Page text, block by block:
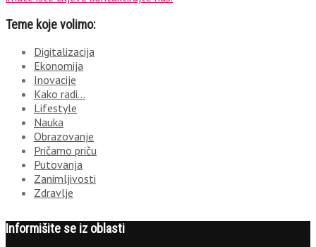
Teme koje volimo:
Digitalizacija
Ekonomija
Inovacije
Kako radi…
Lifestyle
Nauka
Obrazovanje
Pričamo priču
Putovanja
Zanimljivosti
Zdravlje
Informišite se iz oblasti